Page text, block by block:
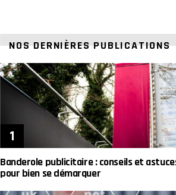
NOS DERNIÈRES PUBLICATIONS
Banderole publicitaire : conseils et
pour bien se démarquer